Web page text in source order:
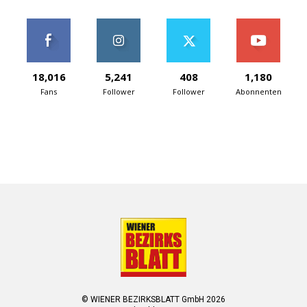
18,016
Fans
5,241
Follower
408
Follower
1,180
Abonnenten
© WIENER BEZIRKSBLATT GmbH 2026